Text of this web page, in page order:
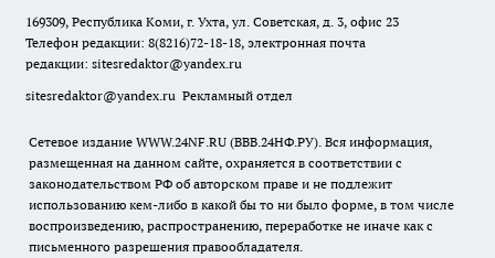
169309, Республика Коми, г. Ухта, ул. Советская, д. 3, офис 23
Телефон редакции: 8(8216)72-18-18, электронная почта
редакции: sitesredaktor@yandex.ru
sitesredaktor@yandex.ru Рекламный отдел
Сетевое издание WWW.24NF.RU (ВВВ.24НФ.РУ). Вся информация,
размещенная на данном сайте, охраняется в соответствии с
законодательством РФ об авторском праве и не подлежит
использованию кем-либо в какой бы то ни было форме, в том числе
воспроизведению, распространению, переработке не иначе как с
письменного разрешения правообладателя.